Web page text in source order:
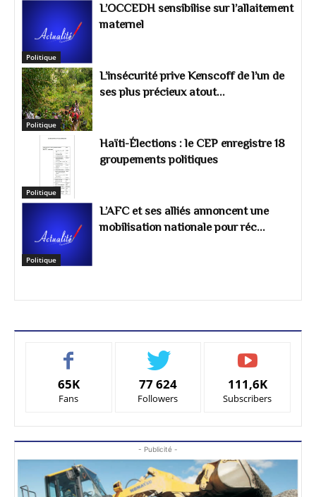
Politique
L’OCCEDH sensibilise sur l’allaitement
maternel
Politique
L’insécurité prive Kenscoff de l’un de
ses plus précieux atout...
Politique
Haïti-Élections : le CEP enregistre 18
groupements politiques
Politique
L’AFC et ses alliés annoncent une
mobilisation nationale pour réc...
65K
Fans
77 624
Followers
111,6K
Subscribers
- Publicité -